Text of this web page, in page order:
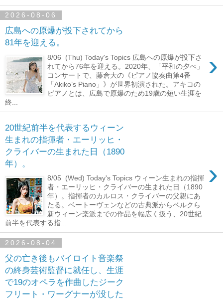
2026-08-06
広島への原爆が投下されてから
81年を迎える。
›
8/06 (Thu) Today's Topics 広島への原爆が投下さ
れてから76年を迎える。2020年、「平和の夕べ」
コンサートで、藤倉大の《ピアノ協奏曲第4番
「Akiko’s Piano」》が世界初演された。アキコの
ピアノとは、広島で原爆のため19歳の短い生涯を
終...
20世紀前半を代表するウィーン
生まれの指揮者・エーリッヒ・
クライバーの生まれた日（1890
年）。
›
8/05 (Wed) Today's Topics ウィーン生まれの指揮
者・エーリッヒ・クライバーの生まれた日（1890
年）。指揮者のカルロス・クライバーの父親にあ
たる。ベートーヴェンなどの古典派からベルクら
新ウィーン楽派までの作品を幅広く扱う、20世紀
前半を代表する指...
2026-08-04
父の亡き後もバイロイト音楽祭
の終身芸術監督に就任し、生涯
で19のオペラを作曲したジーク
フリート・ワーグナーが没した